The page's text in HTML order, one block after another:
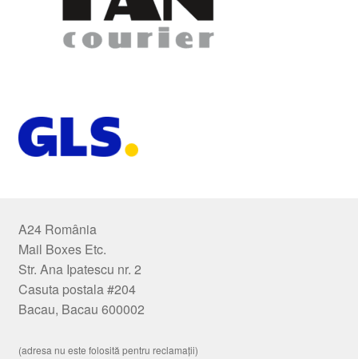
A24 România
Mail Boxes Etc.
Str. Ana Ipatescu nr. 2
Casuta postala #204
Bacau, Bacau 600002
(adresa nu este folosită pentru reclamații)